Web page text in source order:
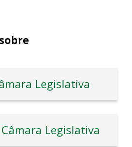
Legislativa
Legislativa